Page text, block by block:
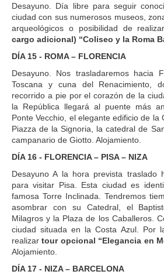
Desayuno. Día libre para seguir
ciudad con sus numerosos museos,
arqueológicos o posibilidad de
cargo adicional) “Coliseo y la Roma
DÍA 15 - ROMA – FLORENCIA
Desayuno. Nos trasladaremos hacia
Toscana y cuna del Renacimiento,
recorrido a pie por el corazón de la
la República llegará al puente más
Ponte Vecchio, el elegante edificio de la
Piazza de la Signoria, la catedral de
campanario de Giotto. Alojamiento.
DÍA 16 - FLORENCIA – PISA – NIZA
Desayuno A la hora prevista traslado
para visitar Pisa. Esta ciudad es
famosa Torre Inclinada. Tendremos
asombrar con su Catedral, el
Milagros y la Plaza de los Caballeros.
ciudad situada en la Costa Azul. Por
realizartour opcional “Elegancia en
Alojamiento.
DÍA 17 - NIZA – BARCELONA